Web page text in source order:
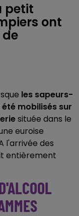
petit
ont
les sapeurs-
mobilisés sur
située dans le
euroise
l'arrivée des
entièrement